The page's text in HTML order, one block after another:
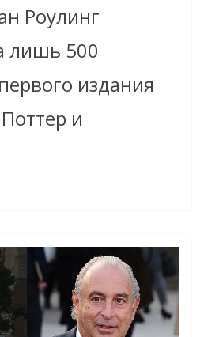
Роулинг
лишь 500
издания
и